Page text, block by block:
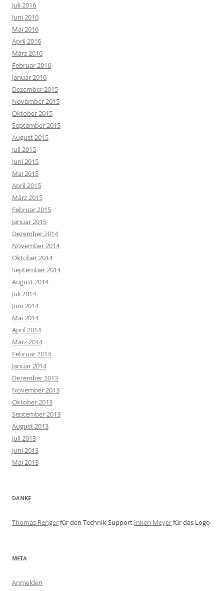
Juli 2016
Juni 2016
Mai 2016
April 2016
März 2016
Februar 2016
Januar 2016
Dezember 2015
November 2015
Oktober 2015
September 2015
August 2015
Juli 2015
Juni 2015
Mai 2015
April 2015
März 2015
Februar 2015
Januar 2015
Dezember 2014
November 2014
Oktober 2014
September 2014
August 2014
Juli 2014
Juni 2014
Mai 2014
April 2014
März 2014
Februar 2014
Januar 2014
Dezember 2013
November 2013
Oktober 2013
September 2013
August 2013
Juli 2013
Juni 2013
Mai 2013
DANKE
Thomas Rengerfür den Technik-Support Inken Meyerfür das Logo
META
Anmelden